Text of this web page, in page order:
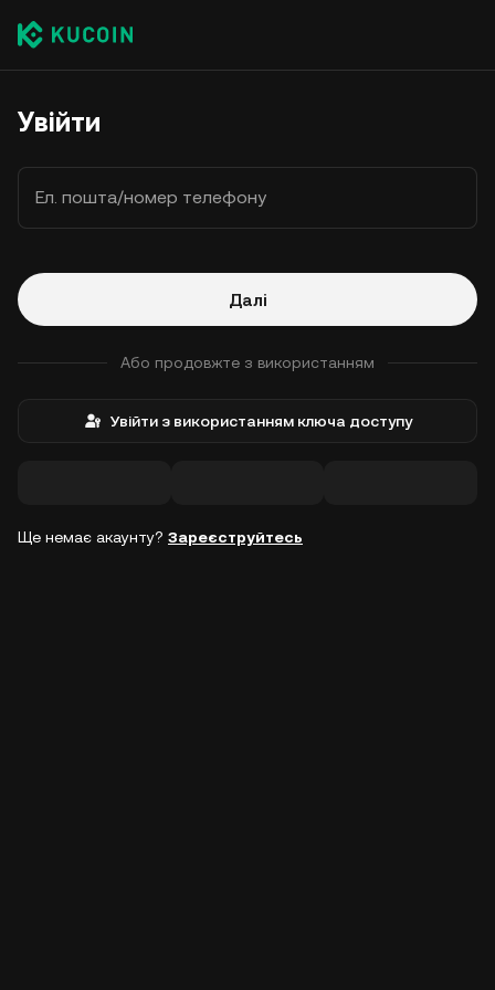
Увійти
Ел. пошта/номер телефону
Далі
Або продовжте з використанням
Увійти з використанням ключа доступу
Ще немає акаунту? Зареєструйтесь